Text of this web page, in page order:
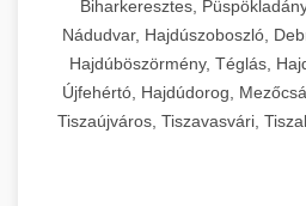
Biharkeresztes,
Nádudvar, Hajdúszoboszló,
Hajdúböszörmény, Téglás,
Újfehértó, Hajdúdorog,
Tiszaújváros, Tiszavasvári,